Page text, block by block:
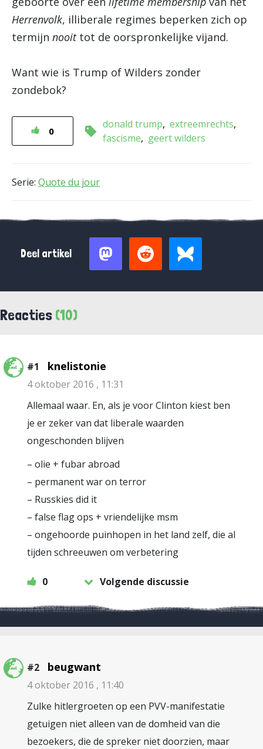
Herrenvolk, illiberale regimes beperken zich op
termijn nooittot de oorspronkelijke vijand.
Want wie is Trump of Wilders zonder
zondebok?
0
donald trump extreemrechts
fascisme
geert wilders
Serie: Quote du jour
Deel artikel
Reacties (10)
#1 knelistonie
4 oktober 2016 , 11:31
Allemaal waar. En, als je voor Clinton kiest ben
je er zeker van dat liberale waarden
ongeschonden blijven
– olie + fubar abroad
– permanent war on terror
– Russkies did it
– false flag ops + vriendelijke msm
– ongehoorde puinhopen in het land zelf, die al
tijden schreeuwen om verbetering
0 Volgende discussie
#2 beugwant
4 oktober 2016 , 11:40
Zulke hitlergroeten op een PVV-manifestatie
getuigen niet alleen van de domheid van die
bezoekers, die de spreker niet doorzien, maar